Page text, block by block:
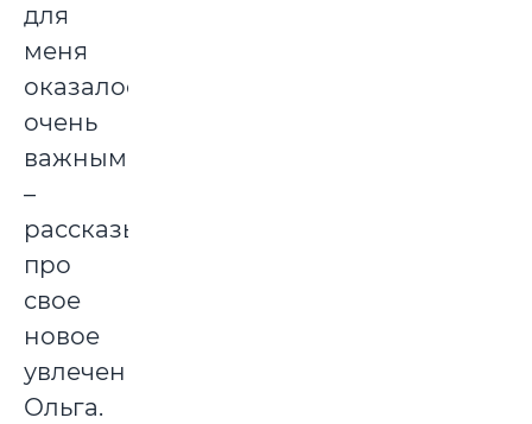
для
меня
оказалось
очень
важным,
–
рассказывает
про
свое
новое
увлечение
Ольга.